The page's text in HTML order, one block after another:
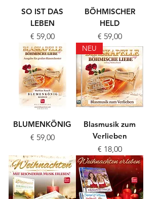
SO IST DAS
LEBEN
Preis
€ 59,00
BÖHMISCHER
HELD
Preis
€ 59,00
BLUMENKÖNIG
Preis
€ 59,00
NEU
Blasmusik zum
Verlieben
Preis
€ 18,00